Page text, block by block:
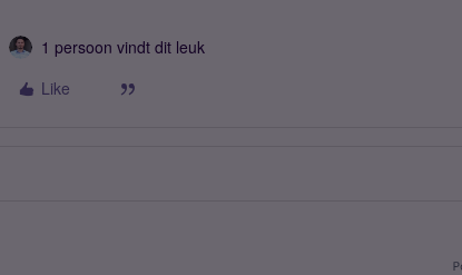
1 persoon vindt dit leuk
Like